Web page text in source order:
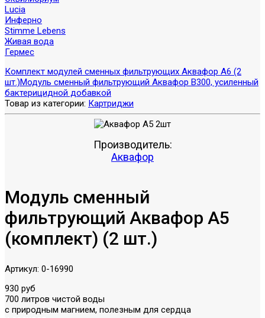
Lucia
Инферно
Stimme Lebens
Живая вода
Гермес
Комплект модулей сменных фильтрующих Аквафор А6 (2
шт.)Модуль сменный фильтрующий Аквафор В300, усиленный
бактерицидной добавкой
Товар из категории: Картриджи
Производитель:
Аквафор
Модуль сменный
фильтрующий Аквафор А5
(комплект) (2 шт.)
Артикул: 0-16990
930 руб
700 литров чистой воды
с природным магнием, полезным для сердца